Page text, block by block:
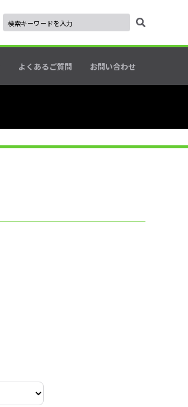
よくあるご質問 お問い合わせ